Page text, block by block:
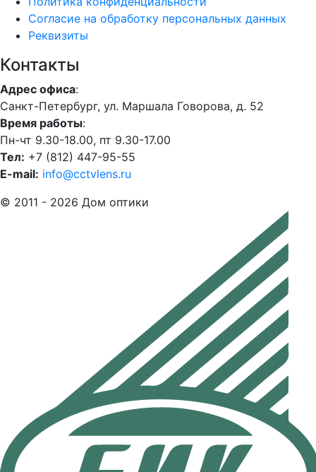
Согласие на обработку персональных данных
Реквизиты
Контакты
Адрес офиса:
Санкт-Петербург, ул. Маршала Говорова, д. 52
Время работы:
Пн-чт 9.30-18.00, пт 9.30-17.00
Тел: +7 (812) 447-95-55
E-mail: info@cctvlens.ru
© 2011 - 2026 Дом оптики